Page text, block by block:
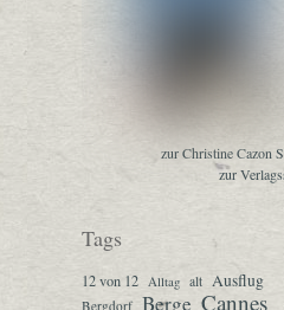
zur Christine Cazon
zur
Tags
12 von 12 Alltag alt Ausflug
Bergdorf Berge Cannes